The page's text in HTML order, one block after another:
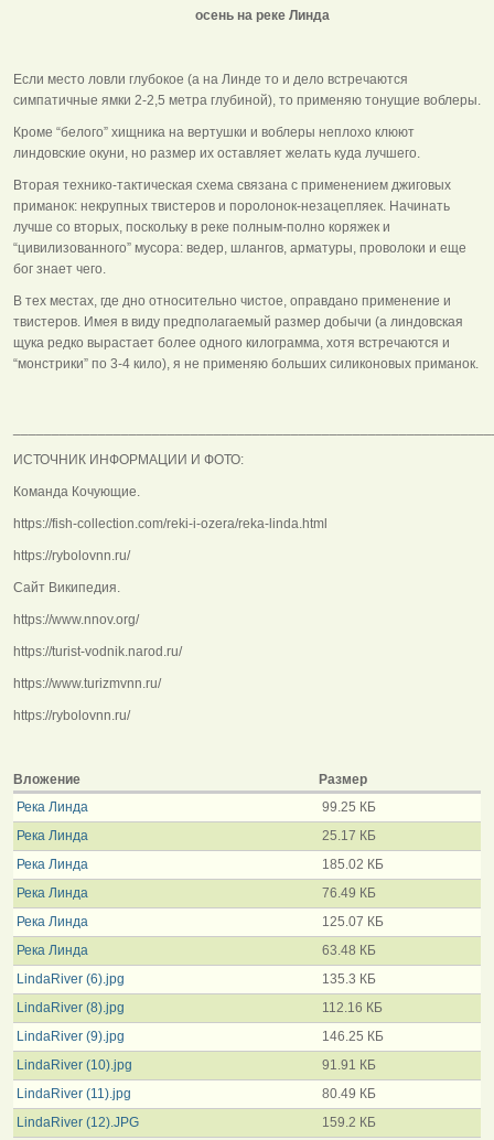
осень на реке Линда
Если место ловли глубокое (а на Линде то и дело встречаются
симпатичные ямки 2-2,5 метра глубиной), то применяю тонущие воблеры.
Кроме “белого” хищника на вертушки и воблеры неплохо клюют
линдовские окуни, но размер их оставляет желать куда лучшего.
Вторая технико-тактическая схема связана с применением джиговых
приманок: некрупных твистеров и поролонок-незацепляек. Начинать
лучше со вторых, поскольку в реке полным-полно коряжек и
“цивилизованного” мусора: ведер, шлангов, арматуры, проволоки и еще
бог знает чего.
В тех местах, где дно относительно чистое, оправдано применение и
твистеров. Имея в виду предполагаемый размер добычи (а линдовская
щука редко вырастает более одного килограмма, хотя встречаются и
“монстрики” по 3-4 кило), я не применяю больших силиконовых приманок.
ИСТОЧНИК ИНФОРМАЦИИ И ФОТО:
Команда Кочующие.
https://fish-collection.com/reki-i-ozera/reka-linda.html
https://rybolovnn.ru/
Сайт Википедия.
https://www.nnov.org/
https://turist-vodnik.narod.ru/
https://www.turizmvnn.ru/
https://rybolovnn.ru/
Вложение
Размер
Река Линда
99.25 КБ
Река Линда
25.17 КБ
Река Линда
185.02 КБ
Река Линда
76.49 КБ
Река Линда
125.07 КБ
Река Линда
63.48 КБ
LindaRiver (6).jpg
135.3 КБ
LindaRiver (8).jpg
112.16 КБ
LindaRiver (9).jpg
146.25 КБ
LindaRiver (10).jpg
91.91 КБ
LindaRiver (11).jpg
80.49 КБ
LindaRiver (12).JPG
159.2 КБ